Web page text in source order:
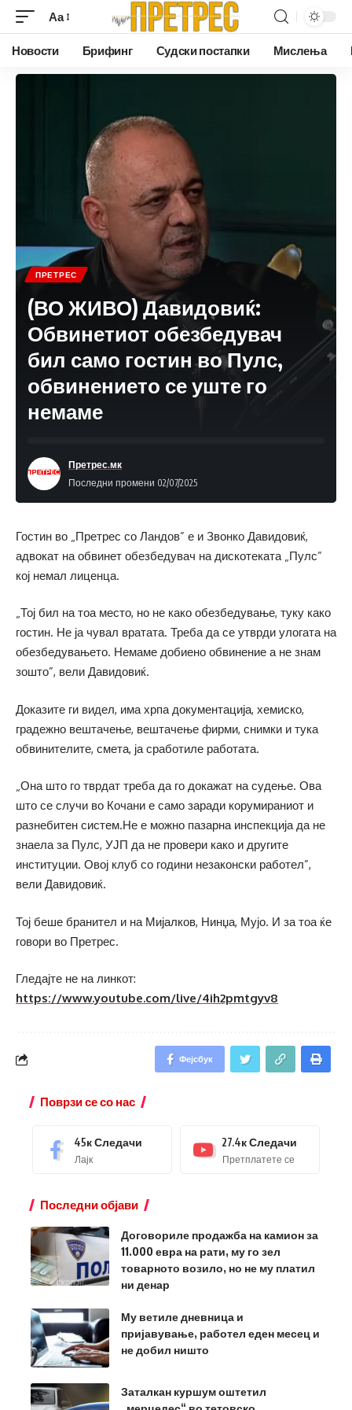
Аа
Новости Брифинг Судски постапки Мислења
ПРЕТРЕС
(ВО ЖИВО) Давидовиќ:
Обвинетиот обезбедувач
бил само гостин во Пулс,
обвинението се уште го
немаме
Последни промени 02/07/2025
Претрес.мк
Гостин во „Претрес со Ландов” е и Звонко Давидовиќ,
адвокат на обвинет обезбедувач на дискотеката „Пулс”
кој немал лиценца.
„Тој бил на тоа место, но не како обезбедување, туку како
гостин. Не ја чувал вратата. Треба да се утврди улогата на
обезбедувањето. Немаме добиено обвинение а не знам
зошто”, вели Давидовиќ.
Доказите ги видел, има хрпа документација, хемиско,
градежно вештачење, вештачење фирми, снимки и тука
обвинителите, смета, ја сработиле работата.
„Она што го тврдат треба да го докажат на судење. Ова
што се случи во Кочани е само заради корумираниот и
разнебитен систем.Не е можно пазарна инспекција да не
знаела за Пулс, УЈП да не провери како и другите
институции. Овој клуб со години незаконски работел”,
вели Давидовиќ.
Тој беше бранител и на Мијалков, Нинџа, Мујо. И за тоа ќе
говори во Претрес.
Гледајте не на линкот:
https://www.youtube.com/live/4ih2pmtgyv8
Фејсбук
Поврзи се со нас
45кСледачи
Лајк
27.4кСледачи
Претплатете се
Последни објави
Договориле продажба на камион за
11.000 евра на рати, му го зел
товарното возило, но не му платил
ни денар
Му ветиле дневница и
пријавување, работел еден месец и
не добил ништо
Заталкан куршум оштетил